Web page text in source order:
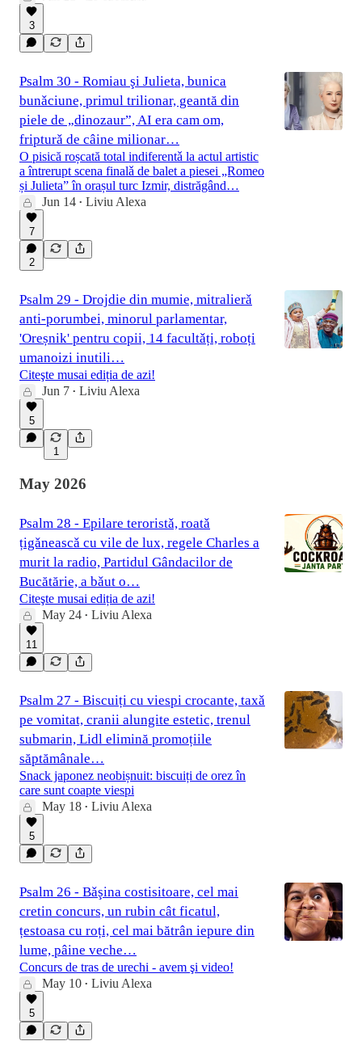
3
Psalm 30 - Romiau şi Julieta, bunica
bunǎciune, primul trilionar, geantă din
piele de „dinozaur”, AI era cam om,
fripturǎ de câine milionar…
O pisică roșcată total indiferentǎ la actul artistic
a întrerupt scena finalǎ de balet a piesei „Romeo
și Julieta” în orașul turc Izmir, distrăgând…
Jun 14 • Liviu Alexa
7
2
Psalm 29 - Drojdie din mumie, mitralierǎ
anti-porumbei, minorul parlamentar,
'Oreșnik' pentru copii, 14 facultǎți, roboți
umanoizi inutili…
Citeşte musai ediția de azi!
Jun 7 • Liviu Alexa
5
1
May 2026
Psalm 28 - Epilare teroristǎ, roatǎ
țigǎneascǎ cu vile de lux, regele Charles a
murit la radio, Partidul Gândacilor de
Bucătărie, a bǎut o…
Citeşte musai ediția de azi!
May 24 • Liviu Alexa
11
Psalm 27 - Biscuiți cu viespi crocante, taxǎ
pe vomitat, cranii alungite estetic, trenul
submarin, Lidl elimină promoțiile
săptămânale…
Snack japonez neobișnuit: biscuiți de orez în
care sunt coapte viespi
May 18 • Liviu Alexa
5
Psalm 26 - Bǎşina costisitoare, cel mai
cretin concurs, un rubin cât ficatul,
țestoasa cu roți, cel mai bătrân iepure din
lume, pâine veche…
Concurs de tras de urechi - avem şi video!
May 10 • Liviu Alexa
5